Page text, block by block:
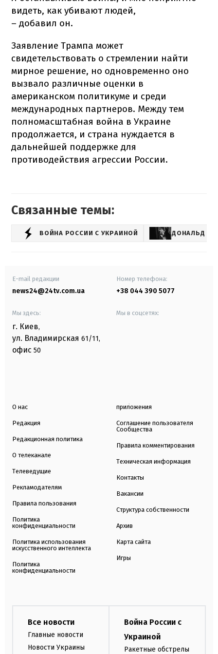
видеть, как убивают людей,
– добавил он.
Заявление Трампа может
свидетельствовать о стремлении найти
мирное решение, но одновременно оно
вызвало различные оценки в
американском политикуме и среди
международных партнеров. Между тем
полномасштабная война в Украине
продолжается, и страна нуждается в
дальнейшей поддержке для
противодействия агрессии России.
Связанные темы:
ВОЙНА РОССИИ С УКРАИНОЙ ДОНАЛЬД
E-mail редакции
news24@24tv.com.ua
Номер телефона:
+38 044 390 5077
Мы здесь:
г. Киев,
ул. Владимирская 61/11,
офис 50
Мы в соцсетях:
О нас
Редакция
Редакционная политика
О телеканале
Телеведущие
Рекламодателям
Правила пользования
Политика
конфиденциальности
Политика использования
искусственного интеллекта
Политика
конфиденциальности
приложения
Соглашение пользователя
Сообщества
Правила комментирования
Техническая информация
Контакты
Вакансии
Структура собственности
Архив
Карта сайта
Игры
Все новости
Главные новости
Новости Украины
Война России с
Украиной
Ракетные обстрелы